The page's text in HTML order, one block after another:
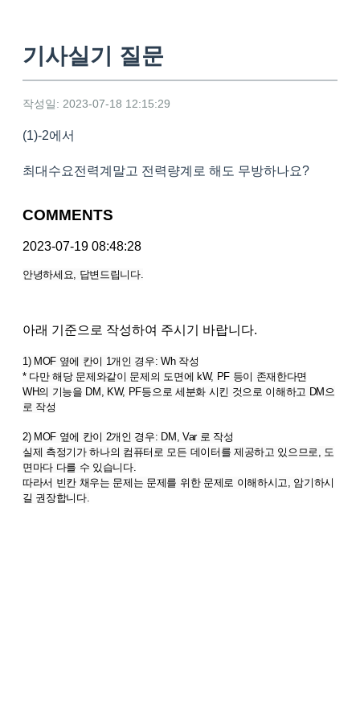
기사실기 질문
작성일: 2023-07-18 12:15:29
(1)-2에서
최대수요전력계말고 전력량계로 해도 무방하나요?
COMMENTS
2023-07-19 08:48:28
안녕하세요, 답변드립니다.
아래 기준으로 작성하여 주시기 바랍니다.
1) MOF 옆에 칸이 1개인 경우: Wh 작성
* 다만 해당 문제와같이 문제의 도면에 kW, PF 등이 존재한다면
WH의 기능을 DM, KW, PF등으로 세분화 시킨 것으로 이해하고 DM으
로 작성
2) MOF 옆에 칸이 2개인 경우: DM, Var 로 작성
실제 측정기가 하나의 컴퓨터로 모든 데이터를 제공하고 있으므로, 도
면마다 다를 수 있습니다.
따라서 빈칸 채우는 문제는 문제를 위한 문제로 이해하시고, 암기하시
길 권장합니다.